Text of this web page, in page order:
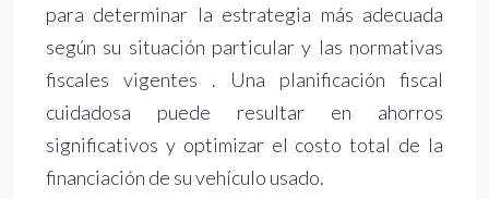
para determinar la estrategia más adecuada
según su situación particular y las normativas
fiscales vigentes . Una planificación fiscal
cuidadosa puede resultar en ahorros
significativos y optimizar el costo total de la
financiación de su vehículo usado.